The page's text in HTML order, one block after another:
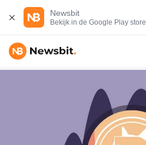
Newsbit
Bekijk in de Google Play store